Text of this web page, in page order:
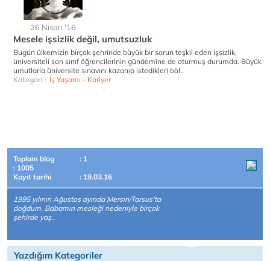
26 Nisan '16
Mesele işsizlik değil, umutsuzluk
Bugün ülkemizin birçok şehrinde büyük bir sorun teşkil eden işsizlik,
üniversiteli son sınıf öğrencilerinin gündemine de oturmuş durumda. Büyük
umutlarla üniversite sınavını kazanıp istedikleri böl..
Kategori : İş Yaşamı - Kariyer
Toplam blog
: 1
: 1005
Kayıt tarihi
: 19.03.16
1995 yılının Ağustos ayında Mersin/Tarsus'ta
doğdum. Babamın mesleği nedeniyle birçok
şehirde yaş..
Yazdığım Kategoriler